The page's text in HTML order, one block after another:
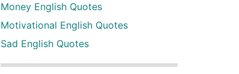
Money English Quotes
Motivational English Quotes
Sad English Quotes